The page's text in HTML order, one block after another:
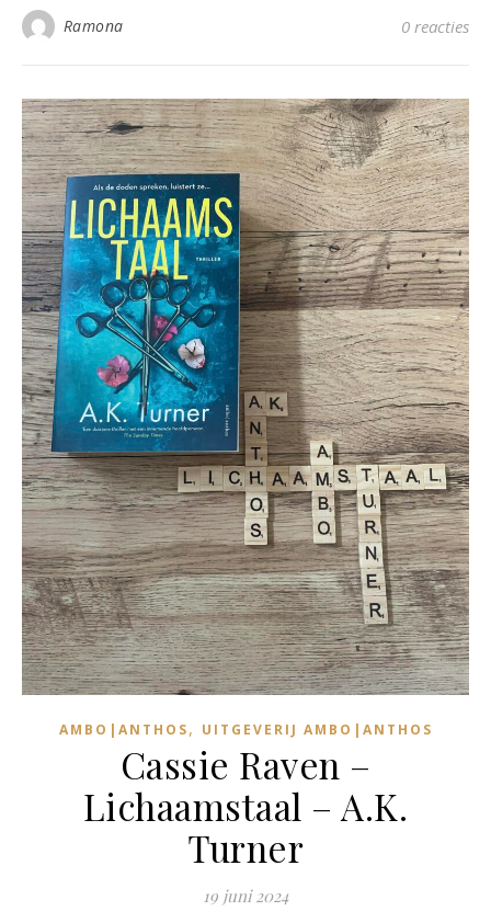
Ramona 0 reacties
AMBO|ANTHOS, UITGEVERIJ AMBO|ANTHOS
Cassie Raven –
Lichaamstaal – A.K.
Turner
19 juni 2024